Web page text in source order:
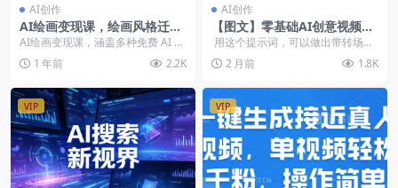
AI创作
AI绘画变现课，绘画风格迁移
设计，掌握IP账号运营技巧，
AI绘画变现课，涵盖多种免费 AI 绘
图软件使用、AI 装饰画赛道、诗词
创作、摄...
1 年前 2.2K
AI创作
【图文】零基础AI创意视频转
场特效教程
用这个提示词，可以做出带转场效
果的视频。 只需要三张图片就...
2 月前 1.8K
VIP VIP